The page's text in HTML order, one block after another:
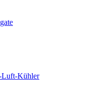
Luft-Kühler